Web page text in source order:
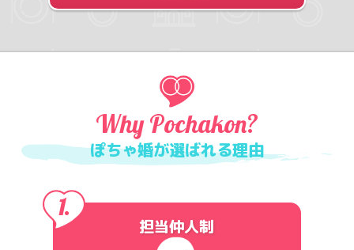
Why Pochakon?
ぽちゃ婚が選ばれる理由
担当仲人制